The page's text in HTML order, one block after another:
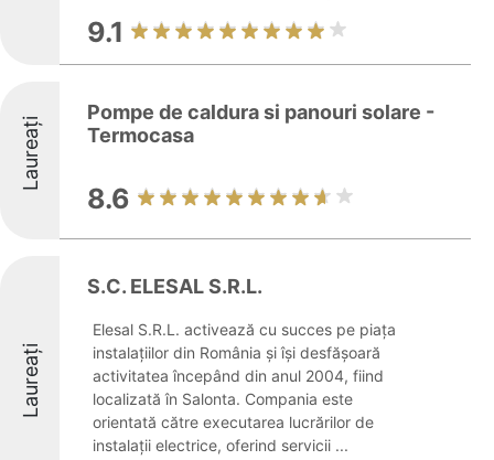
9.1
Laureați
Pompe de caldura si panouri solare -
Termocasa
8.6
Laureați
S.C. ELESAL S.R.L.
Elesal S.R.L. activează cu succes pe piața
instalațiilor din România și își desfășoară
activitatea începând din anul 2004, fiind
localizată în Salonta. Compania este
orientată către executarea lucrărilor de
instalații electrice, oferind servicii ...